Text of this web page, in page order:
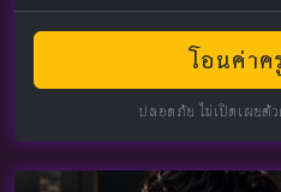
โอนค่าค
ปลอดภัย ไม่เปิดเผยตั